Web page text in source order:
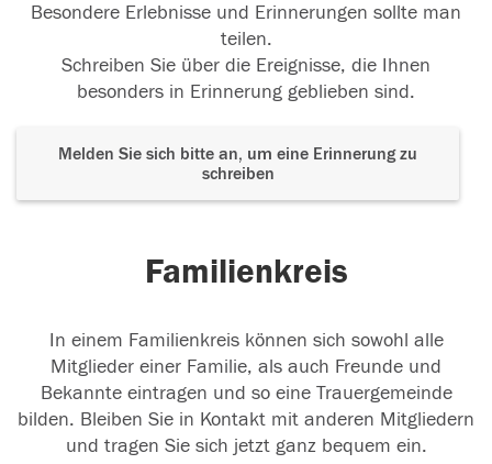
Besondere Erlebnisse und Erinnerungen sollte man
teilen.
Schreiben Sie über die Ereignisse, die Ihnen
besonders in Erinnerung geblieben sind.
Melden Sie sich bitte an, um eine Erinnerung zu
schreiben
Familienkreis
In einem Familienkreis können sich sowohl alle
Mitglieder einer Familie, als auch Freunde und
Bekannte eintragen und so eine Trauergemeinde
bilden. Bleiben Sie in Kontakt mit anderen Mitgliedern
und tragen Sie sich jetzt ganz bequem ein.